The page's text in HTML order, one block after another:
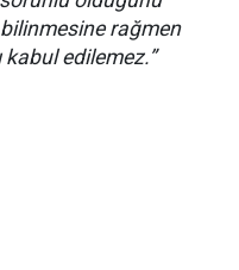
rağmen
kabul edilemez.”